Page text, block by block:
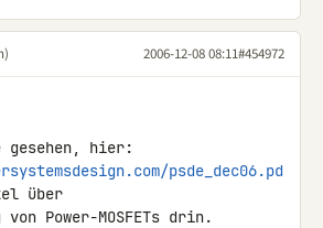
2006-12-08 08:11#454972
psde_dec06.pd
über
Power-MOSFETs drin.